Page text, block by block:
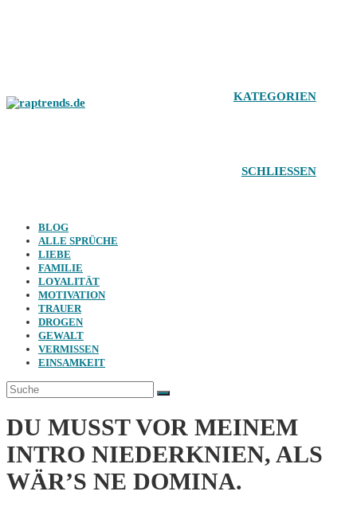
KATEGORIEN
SCHLIESSEN
BLOG
ALLE SPRÜCHE
LIEBE
FAMILIE
LOYALITÄT
MOTIVATION
TRAUER
DROGEN
GEWALT
VERMISSEN
EINSAMKEIT
DU MUSST VOR MEINEM
INTRO NIEDERKNIEN, ALS
WÄR’S NE DOMINA.